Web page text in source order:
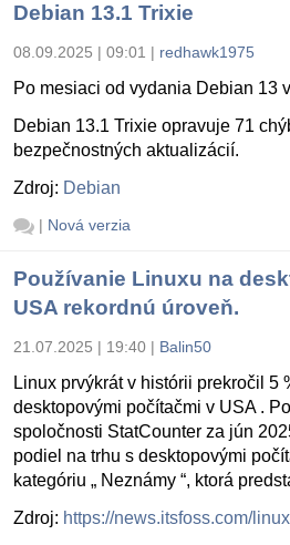
Debian 13.1 Trixie
08.09.2025 | 09:01 | redhawk1975
Po mesiaci od vydania Debian 13
Debian 13.1 Trixie opravuje 71
bezpečnostných aktualizácií.
Zdroj: Debian
| Nová verzia
Používanie Linuxu na
USA rekordnú úroveň.
21.07.2025 | 19:40 | Balin50
Linux prvýkrát v histórii prekročil 5
desktopovými počítačmi v USA .
spoločnosti StatCounter za jún
podiel na trhu s desktopovými
kategóriu „ Neznámy “, ktorá
Zdroj: https://news.itsfoss.com/